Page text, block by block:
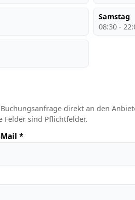
Samstag
08:30 -
direkt an den
sind Pflichtfelder.
Mail *